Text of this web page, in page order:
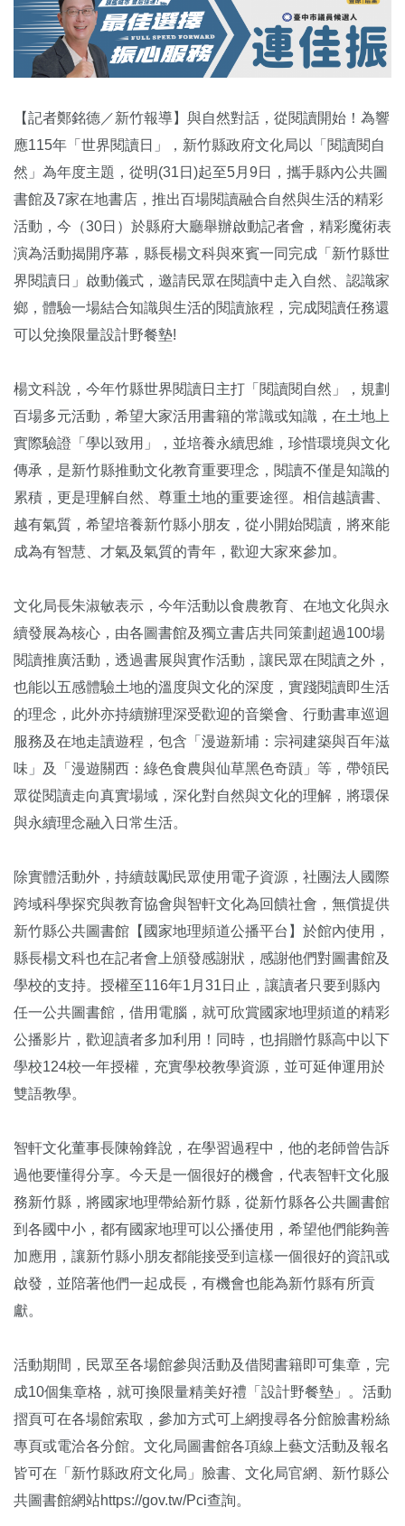
【記者鄭銘德／新竹報導】與自然對話，從閱讀開始！為響
應115年「世界閱讀日」，新竹縣政府文化局以「閱讀閱自
然」為年度主題，從明(31日)起至5月9日，攜手縣內公共圖
書館及7家在地書店，推出百場閱讀融合自然與生活的精彩
活動，今（30日）於縣府大廳舉辦啟動記者會，精彩魔術表
演為活動揭開序幕，縣長楊文科與來賓一同完成「新竹縣世
界閱讀日」啟動儀式，邀請民眾在閱讀中走入自然、認識家
鄉，體驗一場結合知識與生活的閱讀旅程，完成閱讀任務還
可以兌換限量設計野餐墊!
楊文科說，今年竹縣世界閱讀日主打「閱讀閱自然」，規劃
百場多元活動，希望大家活用書籍的常識或知識，在土地上
實際驗證「學以致用」，並培養永續思維，珍惜環境與文化
傳承，是新竹縣推動文化教育重要理念，閱讀不僅是知識的
累積，更是理解自然、尊重土地的重要途徑。相信越讀書、
越有氣質，希望培養新竹縣小朋友，從小開始閱讀，將來能
成為有智慧、才氣及氣質的青年，歡迎大家來參加。
文化局長朱淑敏表示，今年活動以食農教育、在地文化與永
續發展為核心，由各圖書館及獨立書店共同策劃超過100場
閱讀推廣活動，透過書展與實作活動，讓民眾在閱讀之外，
也能以五感體驗土地的溫度與文化的深度，實踐閱讀即生活
的理念，此外亦持續辦理深受歡迎的音樂會、行動書車巡迴
服務及在地走讀遊程，包含「漫遊新埔：宗祠建築與百年滋
味」及「漫遊關西：綠色食農與仙草黑色奇蹟」等，帶領民
眾從閱讀走向真實場域，深化對自然與文化的理解，將環保
與永續理念融入日常生活。
除實體活動外，持續鼓勵民眾使用電子資源，社團法人國際
跨域科學探究與教育協會與智軒文化為回饋社會，無償提供
新竹縣公共圖書館【國家地理頻道公播平台】於館內使用，
縣長楊文科也在記者會上頒發感謝狀，感謝他們對圖書館及
學校的支持。授權至116年1月31日止，讓讀者只要到縣內
任一公共圖書館，借用電腦，就可欣賞國家地理頻道的精彩
公播影片，歡迎讀者多加利用！同時，也捐贈竹縣高中以下
學校124校一年授權，充實學校教學資源，並可延伸運用於
雙語教學。
智軒文化董事長陳翰鋒說，在學習過程中，他的老師曾告訴
過他要懂得分享。今天是一個很好的機會，代表智軒文化服
務新竹縣，將國家地理帶給新竹縣，從新竹縣各公共圖書館
到各國中小，都有國家地理可以公播使用，希望他們能夠善
加應用，讓新竹縣小朋友都能接受到這樣一個很好的資訊或
啟發，並陪著他們一起成長，有機會也能為新竹縣有所貢
獻。
活動期間，民眾至各場館參與活動及借閱書籍即可集章，完
成10個集章格，就可換限量精美好禮「設計野餐墊」。活動
摺頁可在各場館索取，參加方式可上網搜尋各分館臉書粉絲
專頁或電洽各分館。文化局圖書館各項線上藝文活動及報名
皆可在「新竹縣政府文化局」臉書、文化局官網、新竹縣公
共圖書館網站https://gov.tw/Pci查詢。